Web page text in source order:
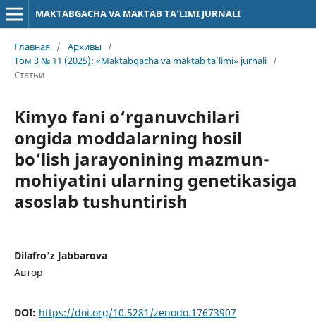
MAKTABGACHA VA MAKTAB TA’LIMI JURNALI
Главная / Архивы
/
Том 3 № 11 (2025): «Maktabgacha va maktab ta’limi» jurnali /
Статьи
Kimyo fani o‘rganuvchilari
ongida moddalarning hosil
bo‘lish jarayonining mazmun-
mohiyatini ularning genetikasiga
asoslab tushuntirish
Dilafro‘z Jabbarova
Автор
DOI: https://doi.org/10.5281/zenodo.17673907